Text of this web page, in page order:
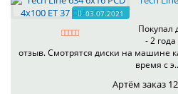
03.07.2021
Покупал
- 2
отзыв. Смотрятся диски на машине
время с э..
Артём заказ